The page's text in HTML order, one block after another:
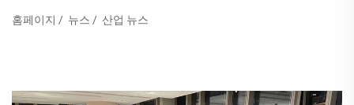
홈페이지 / 뉴스 / 산업 뉴스